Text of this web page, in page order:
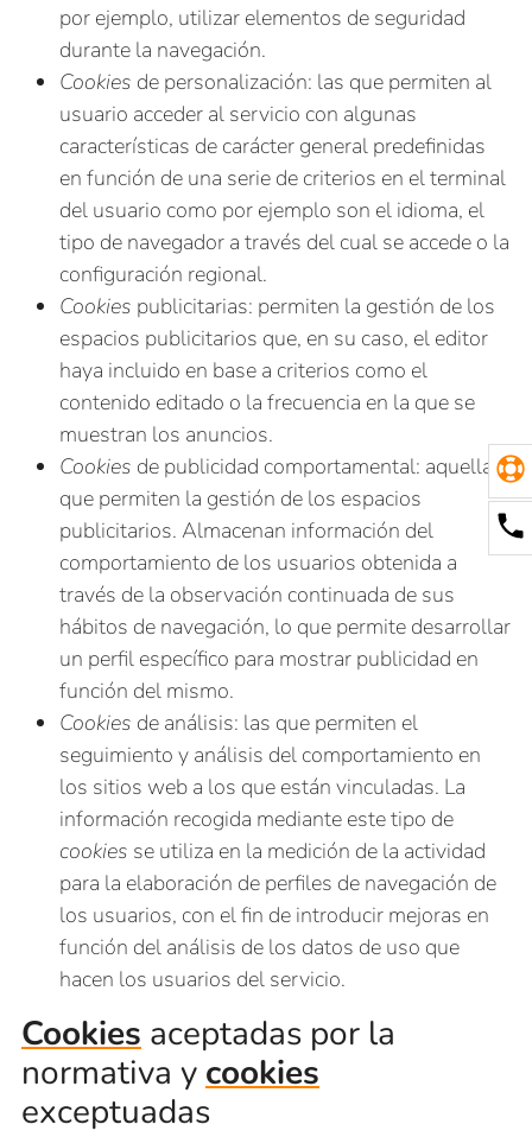
por ejemplo, utilizar elementos de seguridad
durante la navegación.
Cookies de personalización: las que permiten al
usuario acceder al servicio con algunas
características de carácter general predefinidas
en función de una serie de criterios en el terminal
del usuario como por ejemplo son el idioma, el
tipo de navegador a través del cual se accede o la
configuración regional.
Cookies publicitarias: permiten la gestión de los
espacios publicitarios que, en su caso, el editor
haya incluido en base a criterios como el
contenido editado o la frecuencia en la que se
muestran los anuncios.
Cookies de publicidad comportamental: aquellas
que permiten la gestión de los espacios
publicitarios. Almacenan información del
comportamiento de los usuarios obtenida a
través de la observación continuada de sus
hábitos de navegación, lo que permite desarrollar
un perfil específico para mostrar publicidad en
función del mismo.
Cookies de análisis: las que permiten el
seguimiento y análisis del comportamiento en
los sitios web a los que están vinculadas. La
información recogida mediante este tipo de
cookies se utiliza en la medición de la actividad
para la elaboración de perfiles de navegación de
los usuarios, con el fin de introducir mejoras en
función del análisis de los datos de uso que
hacen los usuarios del servicio.
Cookies aceptadas por la
normativa y cookies
exceptuadas